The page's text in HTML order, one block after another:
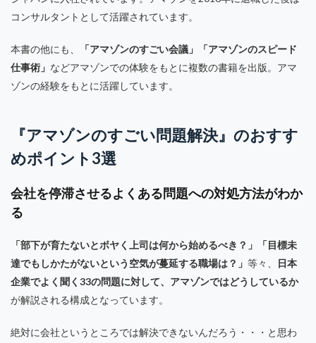
コンサルタントとして活躍されています。
本書の他にも、
「アマゾンのすごい会議」「アマゾンのスピード
仕事術」 などアマゾンでの体験をもとに複数の書籍を出版。アマ
ゾンの経験をもとに活躍しています。
『アマゾンのすごい問題解決』のおすす
めポイント3選
会社を停滞させるよくある問題への対処方法がわか
る
「部下が育たないとボヤく上司は何から始めるべき？」「目標未
達でもしかたがないという空気が蔓延する職場は？」 等々、
日本
企業でよく聞く33の問題に対して、アマゾンではどうしているか
が解説される構成となっています。
絶対に会社というところでは解決できないんだろう・・・と思わ